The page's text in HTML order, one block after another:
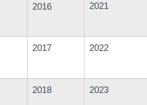
2016 2021
2017 2022
2018 2023